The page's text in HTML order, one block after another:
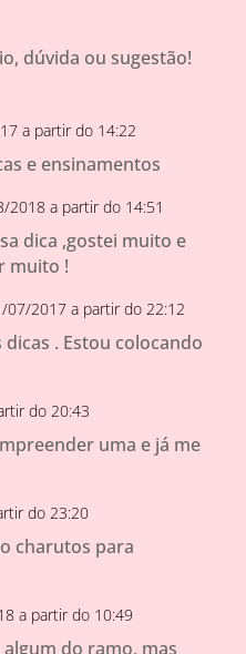
dúvida ou sugestão!
a partir do 14:22
e ensinamentos
2018 a partir do 14:51
dica ,gostei muito e
muito !
07/2017 a partir do 22:12
. Estou colocando
do 20:43
uma e já me
do 23:20
charutos para
a partir do 10:49
do ramo, mas